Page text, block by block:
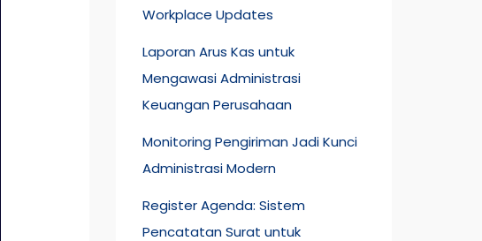
Workplace Updates
Laporan Arus Kas untuk
Mengawasi Administrasi
Keuangan Perusahaan
Monitoring Pengiriman Jadi Kunci
Administrasi Modern
Register Agenda: Sistem
Pencatatan Surat untuk